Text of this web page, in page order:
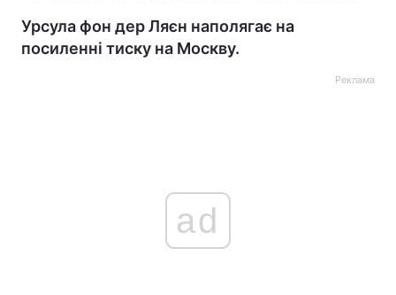
Урсула фон дер Ляєн наполягає на
посиленні тиску на Москву.
Реклама
ad